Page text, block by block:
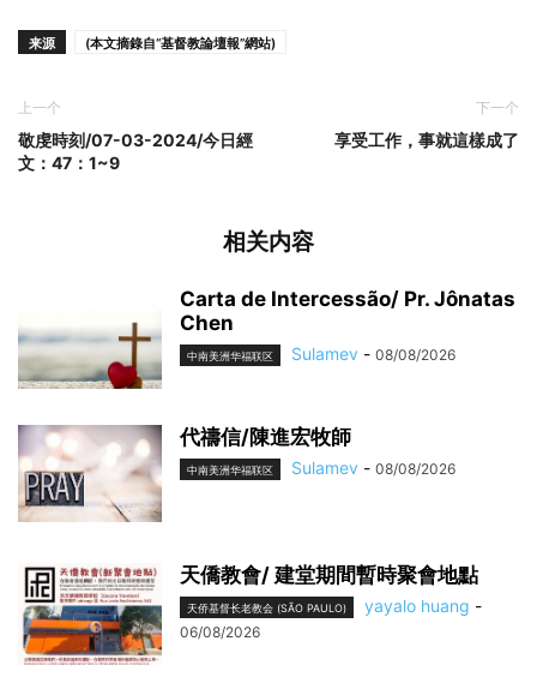
来源 (本文摘錄自“基督教論壇報”網站)
上一个
敬虔時刻/07-03-2024/今日經
文：47：1~9
下一个
享受工作，事就這樣成了
相关内容
Carta de Intercessão/ Pr. Jônatas
Chen
中南美洲华福联区 Sulamev - 08/08/2026
代禱信/陳進宏牧師
中南美洲华福联区 Sulamev - 08/08/2026
天僑教會/ 建堂期間暫時聚會地點
天侨基督长老教会 (SÃO PAULO) yayalo huang -
06/08/2026